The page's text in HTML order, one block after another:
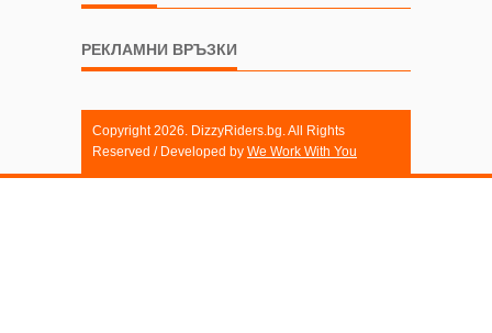
РЕКЛАМНИ ВРЪЗКИ
Copyright 2026. DizzyRiders.bg. All Rights
Reserved / Developed by We Work With You